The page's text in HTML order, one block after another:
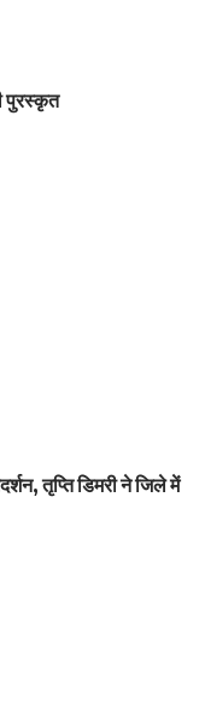
पुरस्कृत
तृप्ति डिमरी ने जिले में